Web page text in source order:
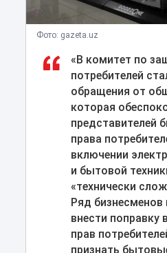
Фото: gazeta.uz
«В комитет по
потребителей
обращения от
которая
представителей
права
включении
и бытовой
«технически
Ряд бизнесменов
внести поправку
прав
признать